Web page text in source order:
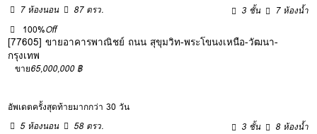
7 ห้องนอน
87 ตรว. 3 ชั้น
7 ห้องน้ำ
100%Off
[77605] ขายอาคารพาณิชย์ ถนน สุขุมวิท-พระโขนงเหนือ-วัฒนา-
กรุงเทพ
ขาย65,000,000 ฿
อัพเดตครั้งสุดท้ายมากกว่า 30 วัน
5 ห้องนอน
58 ตรว. 3 ชั้น
8 ห้องน้ำ